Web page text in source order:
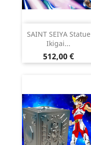
SAINT SEIYA Statue
Ikigai...
Prix
512,00 €